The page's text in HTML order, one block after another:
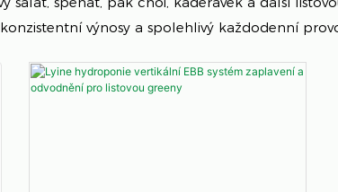
výnosy a spolehlivý každodenní